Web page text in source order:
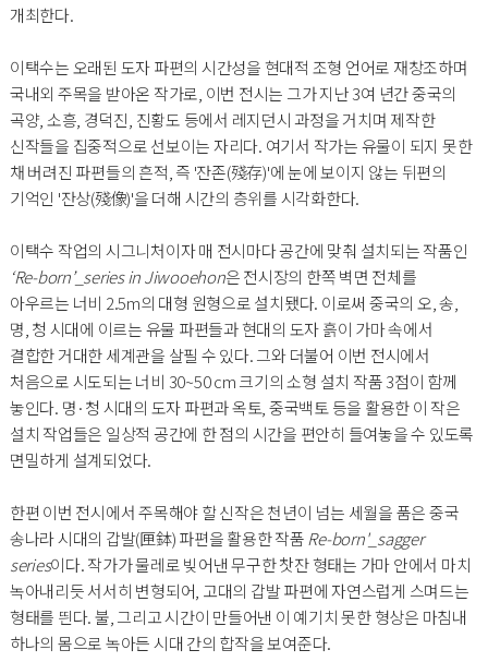
개최한다.
이택수는 오래된 도자 파편의 시간성을 현대적 조형 언어로 재창조하며
국내외 주목을 받아온 작가로, 이번 전시는 그가 지난 3여 년간 중국의
곡양, 소흥, 경덕진, 진황도 등에서 레지던시 과정을 거치며 제작한
신작들을 집중적으로 선보이는 자리다. 여기서 작가는 유물이 되지 못한
채 버려진 파편들의 흔적, 즉 '잔존(殘存)'에 눈에 보이지 않는 뒤편의
기억인 '잔상(殘像)'을 더해 시간의 층위를 시각화한다.
이택수 작업의 시그니처이자 매 전시마다 공간에 맞춰 설치되는 작품인
‘Re-born’_series in Jiwooehon은 전시장의 한쪽 벽면 전체를
아우르는 너비 2.5m의 대형 원형으로 설치됐다. 이로써 중국의 오, 송,
명, 청 시대에 이르는 유물 파편들과 현대의 도자 흙이 가마 속에서
결합한 거대한 세계관을 살필 수 있다. 그와 더불어 이번 전시에서
처음으로 시도되는 너비 30~50 cm 크기의 소형 설치 작품 3점이 함께
놓인다. 명·청 시대의 도자 파편과 옥토, 중국백토 등을 활용한 이 작은
설치 작업들은 일상적 공간에 한 점의 시간을 편안히 들여놓을 수 있도록
면밀하게 설계되었다.
한편 이번 전시에서 주목해야 할 신작은 천년이 넘는 세월을 품은 중국
송나라 시대의 갑발(匣鉢) 파편을 활용한 작품 Re-born'_sagger
series이다. 작가가 물레로 빚어낸 무구한 찻잔 형태는 가마 안에서 마치
녹아내리듯 서서히 변형되어, 고대의 갑발 파편에 자연스럽게 스며드는
형태를 띈다. 불, 그리고 시간이 만들어낸 이 예기치 못한 형상은 마침내
하나의 몸으로 녹아든 시대 간의 합작을 보여준다.